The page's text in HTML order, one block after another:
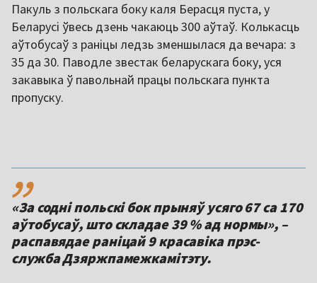
Пакуль з польскага боку каля Берасця пуста, у
Беларусі ўвесь дзень чакаюць 300 аўтаў. Колькасць
аўтобусаў з раніцы ледзь зменшылася да вечара: з
35 да 30. Паводле звестак беларускага боку, уся
закавыка ў павольнай працы польскага пункта
пропуску.
,,
«За содні польскі бок прыняў усяго 67 са 170
аўтобусаў, што складае 39 % ад нормы», –
распавядае раніцай 9 красавіка прэс-
служба Дзяржпамежкамітэту.